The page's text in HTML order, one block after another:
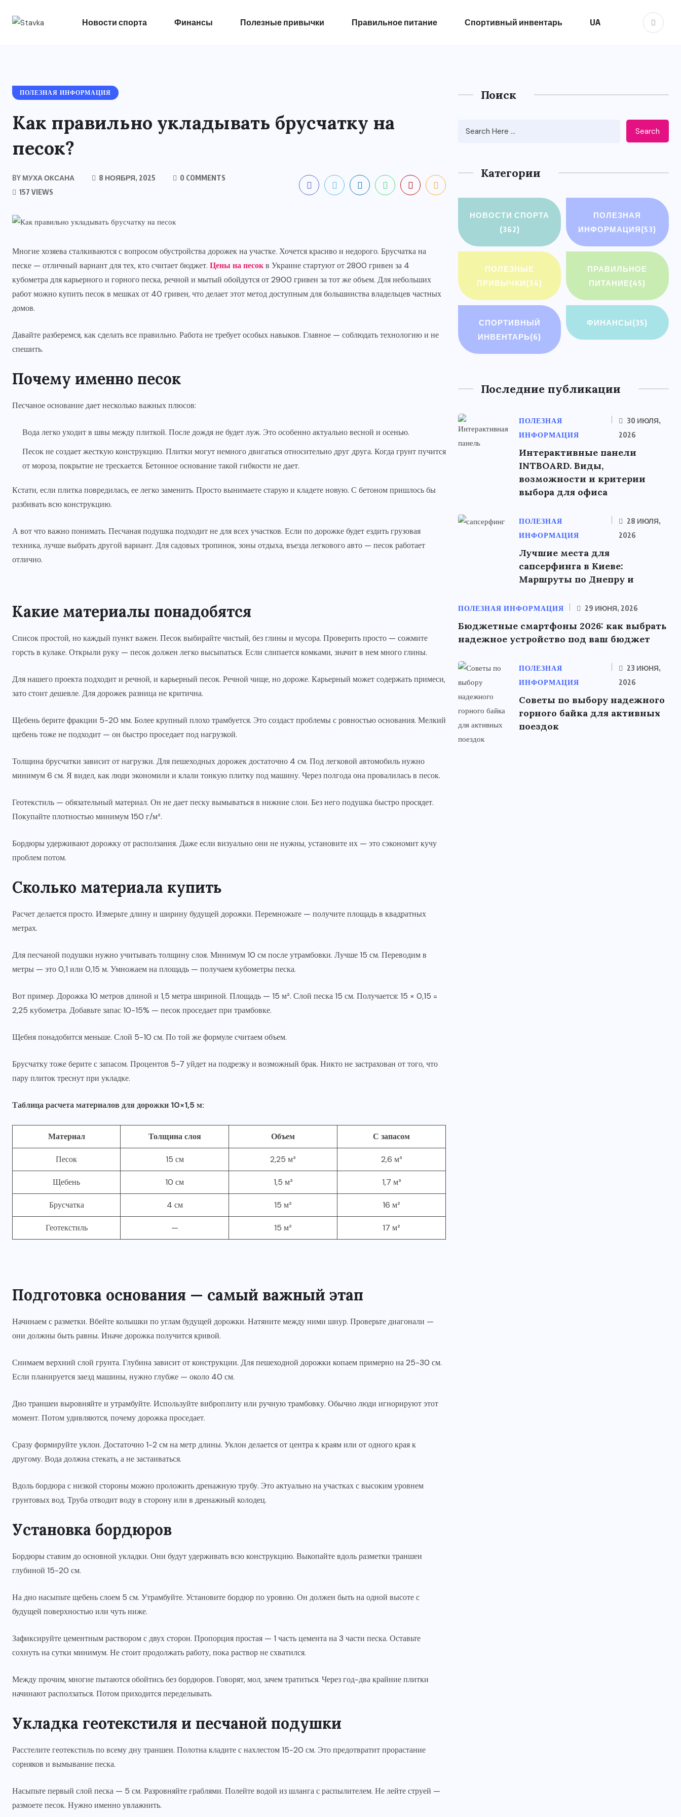
Новости спорта Финансы Полезные привычки Правильное питание Спортивный инвентарь UA
ПОЛЕЗНАЯ ИНФОРМАЦИЯ
Как правильно укладывать брусчатку на
песок?
BY МУХА ОКСАНА 8 НОЯБРЯ, 2025
0 COMMENTS
157 VIEWS
Многие хозяева сталкиваются с вопросом обустройства дорожек на участке. Хочется красиво и недорого. Брусчатка на
песке — отличный вариант для тех, кто считает бюджет. Цены на песокв Украине стартуют от 2800 гривен за 4
кубометра для карьерного и горного песка, речной и мытый обойдутся от 2900 гривен за тот же объем. Для небольших
работ можно купить песок в мешках от 40 гривен, что делает этот метод доступным для большинства владельцев частных
домов.
Давайте разберемся, как сделать все правильно. Работа не требует особых навыков. Главное — соблюдать технологию и не
спешить.
Почему именно песок
Песчаное основание дает несколько важных плюсов:
Вода легко уходит в швы между плиткой. После дождя не будет луж. Это особенно актуально весной и осенью.
Песок не создает жесткую конструкцию. Плитки могут немного двигаться относительно друг друга. Когда грунт пучится
от мороза, покрытие не трескается. Бетонное основание такой гибкости не дает.
Кстати, если плитка повредилась, ее легко заменить. Просто вынимаете старую и кладете новую. С бетоном пришлось бы
разбивать всю конструкцию.
А вот что важно понимать. Песчаная подушка подходит не для всех участков. Если по дорожке будет ездить грузовая
техника, лучше выбрать другой вариант. Для садовых тропинок, зоны отдыха, въезда легкового авто — песок работает
отлично.
Какие материалы понадобятся
Список простой, но каждый пункт важен. Песок выбирайте чистый, без глины и мусора. Проверить просто — сожмите
горсть в кулаке. Открыли руку — песок должен легко высыпаться. Если слипается комками, значит в нем много глины.
Для нашего проекта подходит и речной, и карьерный песок. Речной чище, но дороже. Карьерный может содержать примеси,
зато стоит дешевле. Для дорожек разница не критична.
Щебень берите фракции 5-20 мм. Более крупный плохо трамбуется. Это создаст проблемы с ровностью основания. Мелкий
щебень тоже не подходит — он быстро проседает под нагрузкой.
Толщина брусчатки зависит от нагрузки. Для пешеходных дорожек достаточно 4 см. Под легковой автомобиль нужно
минимум 6 см. Я видел, как люди экономили и клали тонкую плитку под машину. Через полгода она провалилась в песок.
Геотекстиль — обязательный материал. Он не дает песку вымываться в нижние слои. Без него подушка быстро просядет.
Покупайте плотностью минимум 150 г/м².
Бордюры удерживают дорожку от расползания. Даже если визуально они не нужны, установите их — это сэкономит кучу
проблем потом.
Сколько материала купить
Расчет делается просто. Измерьте длину и ширину будущей дорожки. Перемножьте — получите площадь в квадратных
метрах.
Для песчаной подушки нужно учитывать толщину слоя. Минимум 10 см после утрамбовки. Лучше 15 см. Переводим в
метры — это 0,1 или 0,15 м. Умножаем на площадь — получаем кубометры песка.
Вот пример. Дорожка 10 метров длиной и 1,5 метра шириной. Площадь — 15 м². Слой песка 15 см. Получается: 15 × 0,15 =
2,25 кубометра. Добавьте запас 10-15% — песок проседает при трамбовке.
Щебня понадобится меньше. Слой 5-10 см. По той же формуле считаем объем.
Брусчатку тоже берите с запасом. Процентов 5-7 уйдет на подрезку и возможный брак. Никто не застрахован от того, что
пару плиток треснут при укладке.
Таблица расчета материалов для дорожки 10×1,5 м:
Материал Толщина слоя Объем С запасом
Песок 15 см 2,25 м³ 2,6 м³
Щебень 10 см 1,5 м³ 1,7 м³
Брусчатка 4 см 15 м² 16 м²
Геотекстиль — 15 м² 17 м²
Подготовка основания — самый важный этап
Начинаем с разметки. Вбейте колышки по углам будущей дорожки. Натяните между ними шнур. Проверьте диагонали —
они должны быть равны. Иначе дорожка получится кривой.
Снимаем верхний слой грунта. Глубина зависит от конструкции. Для пешеходной дорожки копаем примерно на 25-30 см.
Если планируется заезд машины, нужно глубже — около 40 см.
Дно траншеи выровняйте и утрамбуйте. Используйте виброплиту или ручную трамбовку. Обычно люди игнорируют этот
момент. Потом удивляются, почему дорожка проседает.
Сразу формируйте уклон. Достаточно 1-2 см на метр длины. Уклон делается от центра к краям или от одного края к
другому. Вода должна стекать, а не застаиваться.
Вдоль бордюра с низкой стороны можно проложить дренажную трубу. Это актуально на участках с высоким уровнем
грунтовых вод. Труба отводит воду в сторону или в дренажный колодец.
Установка бордюров
Бордюры ставим до основной укладки. Они будут удерживать всю конструкцию. Выкопайте вдоль разметки траншеи
глубиной 15-20 см.
На дно насыпьте щебень слоем 5 см. Утрамбуйте. Установите бордюр по уровню. Он должен быть на одной высоте с
будущей поверхностью или чуть ниже.
Зафиксируйте цементным раствором с двух сторон. Пропорция простая — 1 часть цемента на 3 части песка. Оставьте
сохнуть на сутки минимум. Не стоит продолжать работу, пока раствор не схватился.
Между прочим, многие пытаются обойтись без бордюров. Говорят, мол, зачем тратиться. Через год-два крайние плитки
начинают расползаться. Потом приходится переделывать.
Укладка геотекстиля и песчаной подушки
Расстелите геотекстиль по всему дну траншеи. Полотна кладите с нахлестом 15-20 см. Это предотвратит прорастание
сорняков и вымывание песка.
Насыпьте первый слой песка — 5 см. Разровняйте граблями. Полейте водой из шланга с распылителем. Не лейте струей —
размоете песок. Нужно именно увлажнить.
Поиск
Search
Категории
НОВОСТИ СПОРТА
(362)
ПОЛЕЗНАЯ
ИНФОРМАЦИЯ(53)
ПОЛЕЗНЫЕ
ПРИВЫЧКИ(34)
ПРАВИЛЬНОЕ
ПИТАНИЕ(45)
СПОРТИВНЫЙ
ИНВЕНТАРЬ(6)
ФИНАНСЫ(35)
Последние публикации
ПОЛЕЗНАЯ
ИНФОРМАЦИЯ
30 ИЮЛЯ,
2026
Интерактивные панели
INTBOARD. Виды,
возможности и критерии
выбора для офиса
ПОЛЕЗНАЯ
ИНФОРМАЦИЯ
28 ИЮЛЯ,
2026
Лучшие места для
сапсерфинга в Киеве:
Маршруты по Днепру и
ПОЛЕЗНАЯ ИНФОРМАЦИЯ 29 ИЮНЯ, 2026
Бюджетные смартфоны 2026: как выбрать
надежное устройство под ваш бюджет
ПОЛЕЗНАЯ
ИНФОРМАЦИЯ
23 ИЮНЯ,
2026
Советы по выбору надежного
горного байка для активных
поездок